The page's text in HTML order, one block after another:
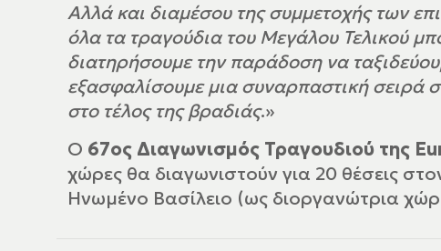
Αλλά και διαμέσου της συμμετοχής των
όλα τα τραγούδια του Μεγάλου Τελικού
διατηρήσουμε την παράδοση να
εξασφαλίσουμε μια συναρπαστική σειρά
στο τέλος της βραδιάς.»
Ο 67ος Διαγωνισμός Τραγουδιού της
χώρες θα διαγωνιστούν για 20 θέσεις
Ηνωμένο Βασίλειο (ως διοργανώτρια